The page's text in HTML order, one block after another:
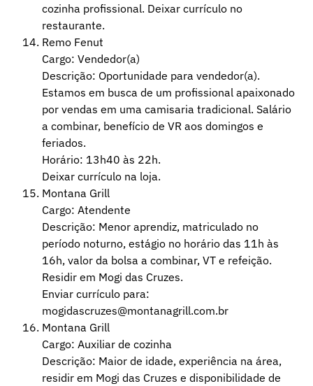
cozinha profissional. Deixar currículo no
restaurante.
Remo Fenut
Cargo: Vendedor(a)
Descrição: Oportunidade para vendedor(a).
Estamos em busca de um profissional apaixonado
por vendas em uma camisaria tradicional. Salário
a combinar, benefício de VR aos domingos e
feriados.
Horário: 13h40 às 22h.
Deixar currículo na loja.
Montana Grill
Cargo: Atendente
Descrição: Menor aprendiz, matriculado no
período noturno, estágio no horário das 11h às
16h, valor da bolsa a combinar, VT e refeição.
Residir em Mogi das Cruzes.
Enviar currículo para:
mogidascruzes@montanagrill.com.br
Montana Grill
Cargo: Auxiliar de cozinha
Descrição: Maior de idade, experiência na área,
residir em Mogi das Cruzes e disponibilidade de